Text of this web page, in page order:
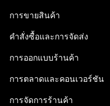
การขายสินค้า
คำสั่งซื้อและการจัดส่ง
การออกแบบร้านค้า
การตลาดและคอนเวอร์ชัน
การจัดการร้านค้า